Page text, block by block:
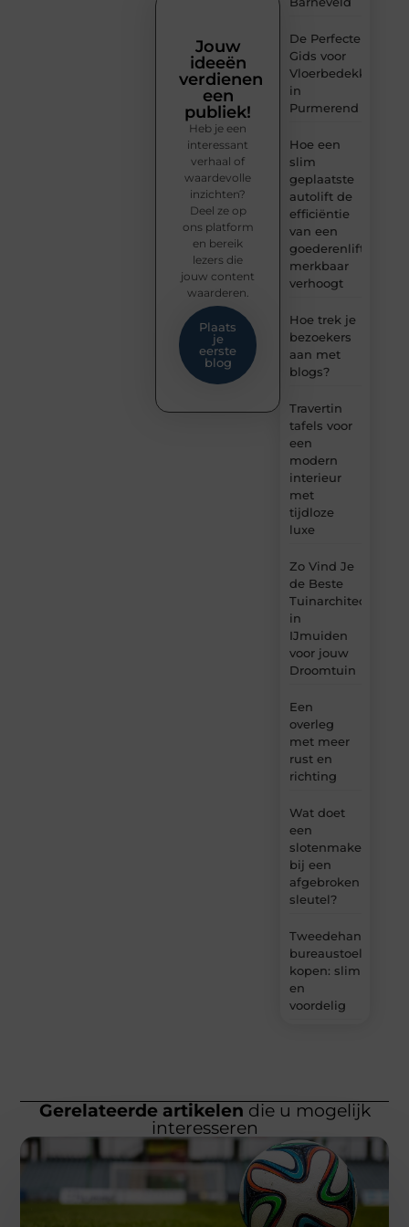
De Perfecte
Gids voor
Vloerbedekking
in
Purmerend
Hoe een
slim
geplaatste
autolift de
efficiëntie
van een
goederenlift
merkbaar
verhoogt
Hoe trek je
bezoekers
aan met
blogs?
Travertin
tafels voor
een
modern
interieur
met
tijdloze
luxe
Zo Vind Je
de Beste
Tuinarchitect
in
IJmuiden
voor jouw
Droomtuin
Een
overleg
met meer
rust en
richting
Wat doet
een
slotenmaker
bij een
afgebroken
sleutel?
Tweedehands
bureaustoel
kopen: slim
en
voordelig
Jouw
ideeën
verdienen
een
publiek!
Heb je een
interessant
verhaal of
waardevolle
inzichten?
Deel ze op
ons platform
en bereik
lezers die
jouw content
waarderen.
Plaats
je
eerste
blog
Gerelateerde artikelen die u mogelijk
interesseren